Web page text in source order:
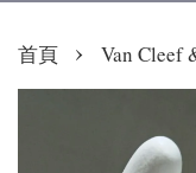
首頁 › Van Cleef